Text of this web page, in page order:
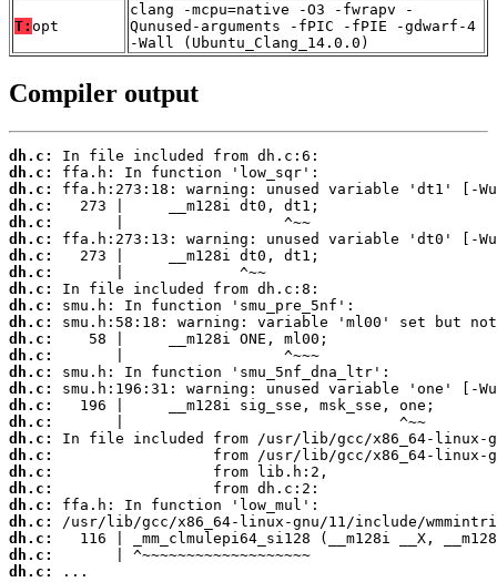
T: opt
clang -mcpu=native -O3 -fwrapv -
Qunused-arguments -fPIC -fPIE -gdwarf-4
-Wall (Ubuntu_Clang_14.0.0)
Compiler output
dh.c:
dh.c:
dh.c:
dh.c:
dh.c:
dh.c:
dh.c:
dh.c:
dh.c:
dh.c:
dh.c:
dh.c:
dh.c:
dh.c:
dh.c:
dh.c:
dh.c:
dh.c:
dh.c:
dh.c:
dh.c:
dh.c:
dh.c:
dh.c:
dh.c:
dh.c:
...